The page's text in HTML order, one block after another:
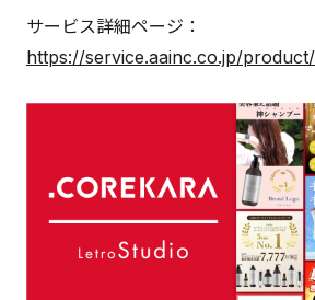
サービス詳細ページ：
https://service.aainc.co.jp/